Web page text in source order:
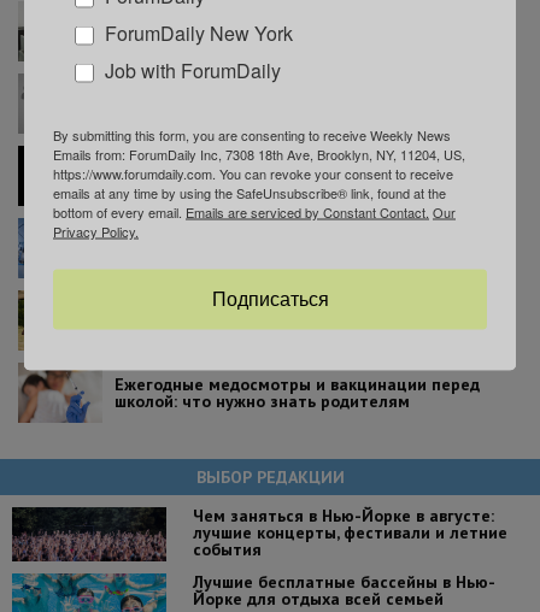
Иммигрантам в Нью-Йорке расскажут о
бесплатной юридической помощи на 17 языках
В Нью-Йорке пройдет ярмарка вакансий с
Психотерапевта в Нью-Йорке обвинили в
изнасиловании 17-летнего подростка
Экскурсия по ‘Мэдисон-сквер-гарден’: что можно
В Проспект-парке покажут масштабную
реконструкцию легендарной Битвы за Бруклин
Ежегодные медосмотры и вакцинации перед
школой: что нужно знать родителям
ВЫБОР РЕДАКЦИИ
Чем заняться в Нью-Йорке в августе:
лучшие концерты, фестивали и летние
события
Лучшие бесплатные бассейны в Нью-
Йорке для отдыха всей семьей
ForumDaily New York
Job with ForumDaily
By submitting this form, you are consenting to receive Weekly News
Emails from: ForumDaily Inc, 7308 18th Ave, Brooklyn, NY, 11204, US,
https://www.forumdaily.com. You can revoke your consent to receive
emails at any time by using the SafeUnsubscribe® link, found at the
bottom of every email. Emails are serviced by Constant Contact. Our
Privacy Policy.
Подписаться